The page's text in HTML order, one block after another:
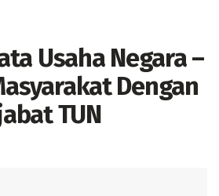
Usaha Negara –
Dengan
TUN